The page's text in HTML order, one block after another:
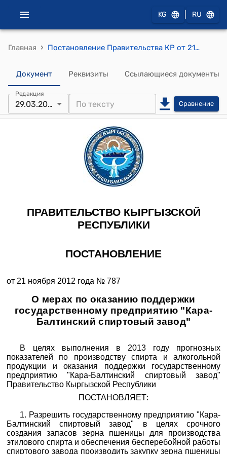
KG RU
Главная › Постановление Правительства КР от 21 ноября 2012 года № 787 "О мерах по оказанию поддержки государственному предприятию "Кара-Балтинский спиртовый завод""
Документ Реквизиты Ссылающиеся документы
Редакция
29.03.2013 Сравнение